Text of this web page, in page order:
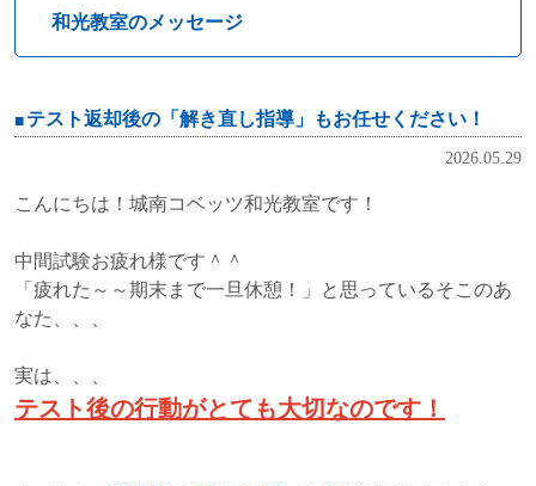
和光教室のメッセージ
テスト返却後の「解き直し指導」もお任せください！
2026.05.29
こんにちは！城南コベッツ和光教室です！
中間試験お疲れ様です＾＾
「疲れた～～期末まで一旦休憩！」と思っているそこのあ
なた、、、
実は、、、
テスト後の行動がとても大切なのです！